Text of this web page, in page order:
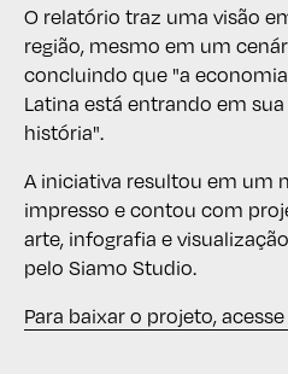
O relatório traz uma visão
região, mesmo em um
concluindo que "a
Latina está entrando em
história".
A iniciativa resultou em um
impresso e contou com
arte, infografia e
pelo Siamo Studio.
Para baixar o projeto,